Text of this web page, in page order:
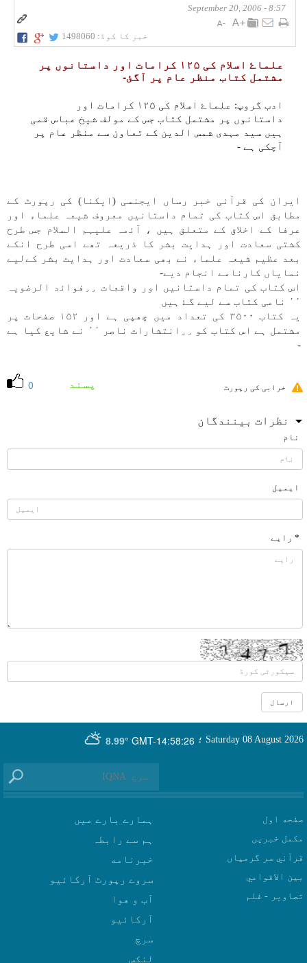
8:57 - September 20, 2006
خبر کا کوڈ: 1498060
علماۓ اسلام كی ۱۲۵ كرامات اور داستانوں پر
مشتمل كتاب منظر عام پر آگئ-
ادب گروپ: علماۓ اسلام كی ۱۲۵ كرامات اور
داستانوں پر مشتمل كتاب جس كے مولف شيخ عباس قمی
ہیں سيد مہدی شمس الدين كے تعاون سے منظر عام پر
آچكی ہے -
ايران كی قرآنی خبر رساں ايجنسی (ايكنا) كی رپورٹ كے
مطابق اس كتاب كی تمام داستانیں معروف شيعہ علماء اور
عرفا كے اخلاق كے متعلق ہیں ، آﺋمہ علیہم السلام جس طرح
كشتی سعادت اور ہدايت بشر كا ذريعہ تھے اسی طرح انكے
بعد عظيم شيعہ علماء نے بھی سعادت اور ہدايت بشر كےلیے
نماياں كارنامے انجام دیے-
اس كتاب كی تمام داستانیں اور واقعات ٫٫فواﺋد الرضویہ
٬٬ نامی كتاب سے لیے گۓ ہیں
یہ كتاب ۳۵۰۰ كی تعداد میں چھپی ہے اور ۱۵۲ صفحات پر
مشتمل ہے اس كتاب كو ٫٫انتشارات ناصر ٬٬ نے شايع كيا ہے
-
0 پسند خرابی کی رپورٹ
نظرات بینندگان
نام
ایمیل
* رایے
GMT-14:58:26
8.99° Saturday 08 August 2026 ؛
صفحه اول
مکمل خبریں
قرآني سر گرمياں
بين الاقوامي
تصاوير - فلم
ہمارے بارے میں
ہم سے رابطہ
سروے رپورٹ آرکائیو
آب و هوا
سرچ
لنکس